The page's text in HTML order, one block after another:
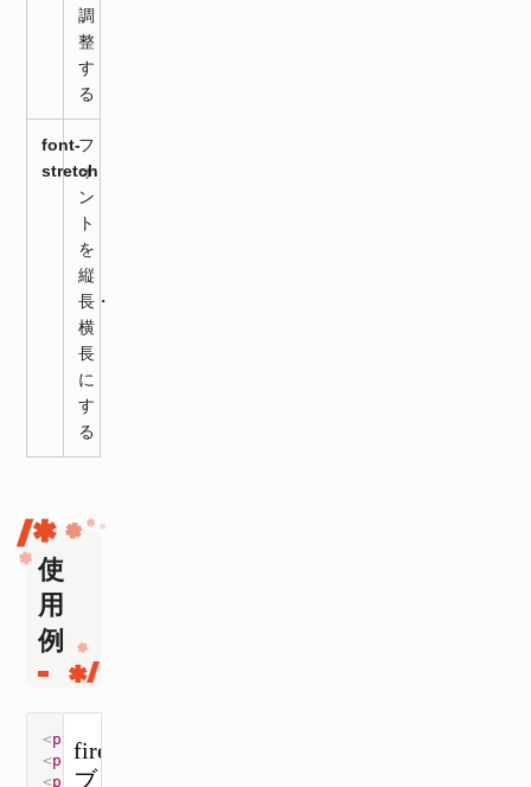
調
整
す
る
font-
stretch
フ
ォ
ン
ト
を
縦
長・
横
長
に
す
る
使
用
例
<p> firefoxブラウザなどで変化がみられます
<p class
<p class